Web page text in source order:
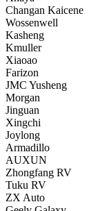
Changan Kaicene
Wossenwell
Kasheng
Kmuller
Xiaoao
Farizon
JMC Yusheng
Morgan
Jinguan
Xingchi
Joylong
Armadillo
AUXUN
Zhongfang RV
Tuku RV
ZX Auto